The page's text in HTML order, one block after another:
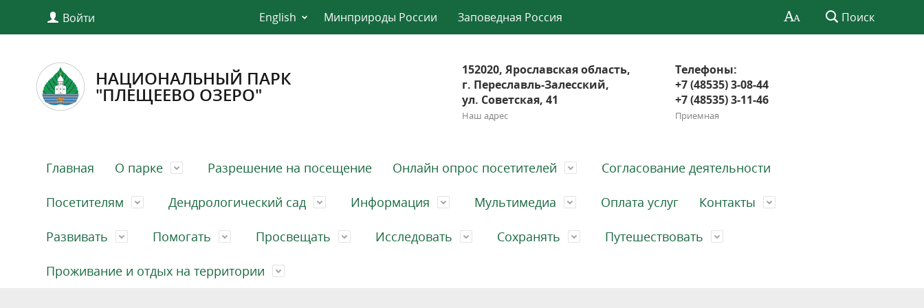
Войти English Минприроды России Заповедная Россия Поиск
НАЦИОНАЛЬНЫЙ ПАРК
"ПЛЕЩЕЕВО ОЗЕРО"
152020, Ярославская область,
г. Переславль-Залесский,
ул. Советская, 41
Наш адрес
Телефоны:
+7 (48535) 3-08-44
+7 (48535) 3-11-46
Приемная
Главная О парке Разрешение на посещение Онлайн опрос посетителей Согласование деятельности
Посетителям Дендрологический сад Информация Мультимедиа Оплата услуг Контакты
Развивать Помогать Просвещать Исследовать Сохранять Путешествовать
Проживание и отдых на территории